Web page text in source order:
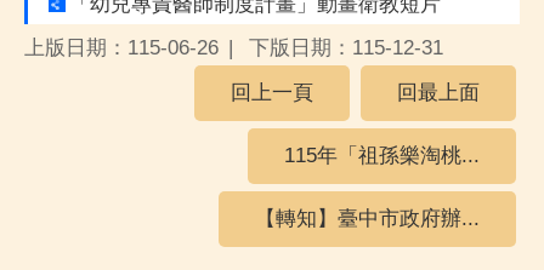
「幼兒專責醫師制度計畫」動畫衛教短片
上版日期：115-06-26
下版日期：115-12-31
回上一頁
回最上面
115年「祖孫樂淘桃...
【轉知】臺中市政府辦...